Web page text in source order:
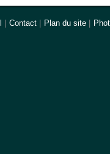
Contact Plan du site